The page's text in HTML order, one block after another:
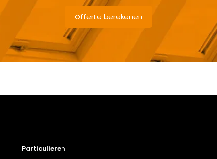
Offerte berekenen
Particulieren